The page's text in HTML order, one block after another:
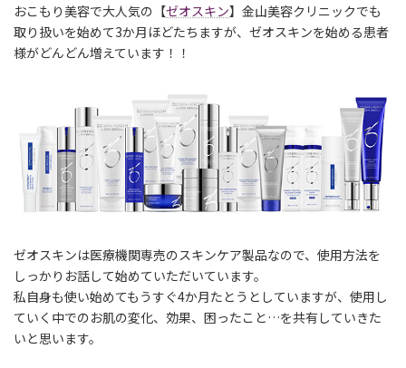
おこもり美容で大人気の【ゼオスキン】金山美容クリニックでも
取り扱いを始めて3か月ほどたちますが、ゼオスキンを始める患者
様がどんどん増えています！！
ゼオスキンは医療機関専売のスキンケア製品なので、使用方法を
しっかりお話して始めていただいています。
私自身も使い始めてもうすぐ4か月たとうとしていますが、使用し
ていく中でのお肌の変化、効果、困ったこと…を共有していきた
いと思います。